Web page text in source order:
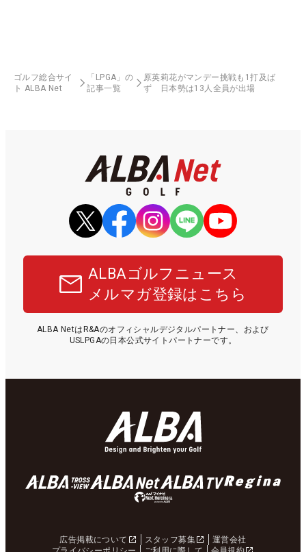
ゴルフ総合サイ
ト ALBA Net
「LPGA」の
記事一覧
原英莉花がマンデー挑戦も1打及ば
ず 日本勢は13人全員が出場
ALBAゴルフニュース
メルマガ登録はこちら
ALBA NetはR&Aのオフィシャルデジタルパートナー、および
USLPGAの日本公式サイトパートナーです。
広告掲載について スタッフ募集
運営会社